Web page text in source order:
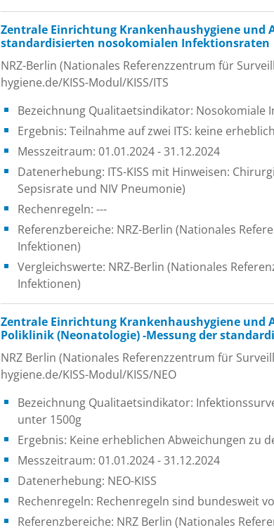
Zentrale Einrichtung Krankenhaushygiene und
standardisierten nosokomialen Infektionsraten
NRZ-Berlin (Nationales Referenzzentrum für
hygiene.de/KISS-Modul/KISS/ITS
Bezeichnung Qualitaetsindikator: Nosokomiale
Ergebnis: Teilnahme auf zwei ITS: keine
Messzeitraum: 01.01.2024 - 31.12.2024
Datenerhebung: ITS-KISS mit Hinweisen:
Sepsisrate und NIV Pneumonie)
Rechenregeln: ---
Referenzbereiche: NRZ-Berlin (Nationales
Infektionen)
Vergleichswerte: NRZ-Berlin (Nationales
Infektionen)
Zentrale Einrichtung Krankenhaushygiene
Poliklinik (Neonatologie) -Messung der
NRZ Berlin (Nationales Referenzzentrum für
hygiene.de/KISS-Modul/KISS/NEO
Bezeichnung Qualitaetsindikator:
unter 1500g
Ergebnis: Keine erheblichen Abweichungen zu
Messzeitraum: 01.01.2024 - 31.12.2024
Datenerhebung: NEO-KISS
Rechenregeln: Rechenregeln sind bundesweit
Referenzbereiche: NRZ Berlin (Nationales